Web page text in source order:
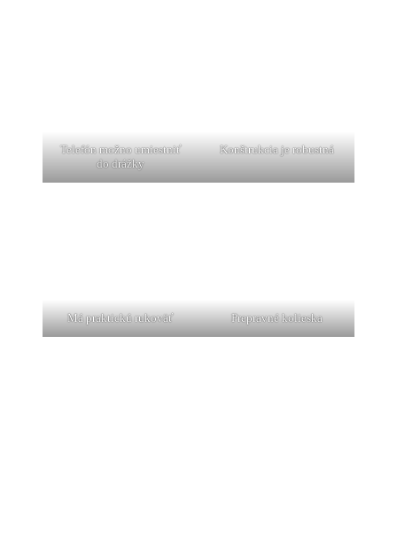
Telefón možno umiestniť
do drážky
Konštrukcia je robustná
Má praktickú rukoväť Prepravné kolieska